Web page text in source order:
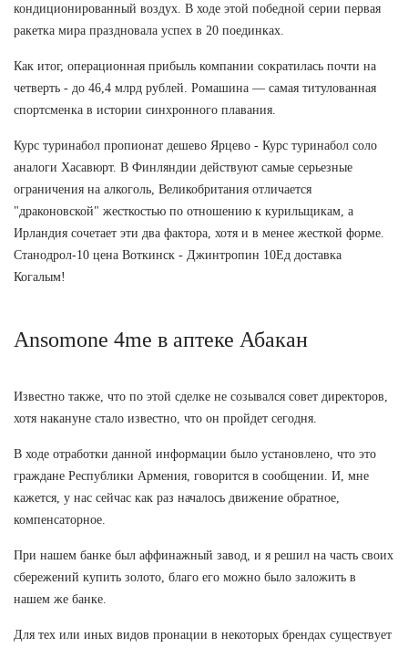
кондиционированный воздух. В ходе этой победной серии первая
ракетка мира праздновала успех в 20 поединках.
Как итог, операционная прибыль компании сократилась почти на
четверть - до 46,4 млрд рублей. Ромашина — самая титулованная
спортсменка в истории синхронного плавания.
Курс туринабол пропионат дешево Ярцево - Курс туринабол соло
аналоги Хасавюрт. В Финляндии действуют самые серьезные
ограничения на алкоголь, Великобритания отличается
"драконовской" жесткостью по отношению к курильщикам, а
Ирландия сочетает эти два фактора, хотя и в менее жесткой форме.
Станодрол-10 цена Воткинск - Джинтропин 10Ед доставка
Когалым!
Ansomone 4me в аптеке Абакан
Известно также, что по этой сделке не созывался совет директоров,
хотя накануне стало известно, что он пройдет сегодня.
В ходе отработки данной информации было установлено, что это
граждане Республики Армения, говорится в сообщении. И, мне
кажется, у нас сейчас как раз началось движение обратное,
компенсаторное.
При нашем банке был аффинажный завод, и я решил на часть своих
сбережений купить золото, благо его можно было заложить в
нашем же банке.
Для тех или иных видов пронации в некоторых брендах существует